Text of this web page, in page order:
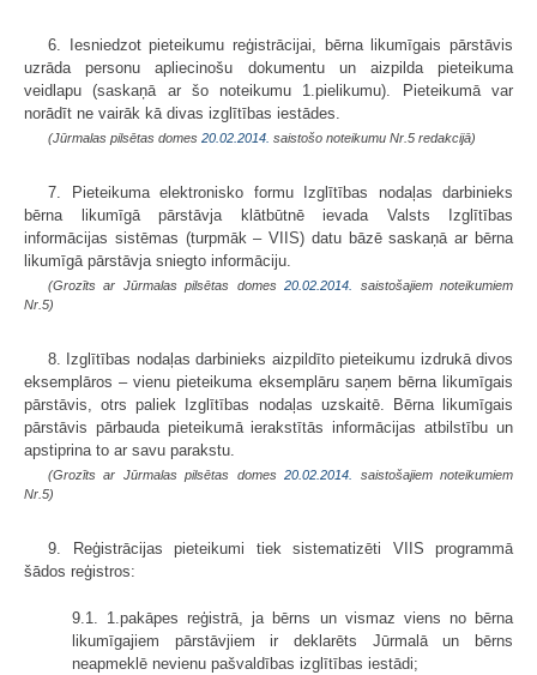
6. Iesniedzot pieteikumu reģistrācijai, bērna likumīgais pārstāvis
uzrāda personu apliecinošu dokumentu un aizpilda pieteikuma
veidlapu (saskaņā ar šo noteikumu 1.pielikumu). Pieteikumā var
norādīt ne vairāk kā divas izglītības iestādes.
(Jūrmalas pilsētas domes 20.02.2014. saistošo noteikumu Nr.5 redakcijā)
7. Pieteikuma elektronisko formu Izglītības nodaļas darbinieks
bērna likumīgā pārstāvja klātbūtnē ievada Valsts Izglītības
informācijas sistēmas (turpmāk – VIIS) datu bāzē saskaņā ar bērna
likumīgā pārstāvja sniegto informāciju.
(Grozīts ar Jūrmalas pilsētas domes20.02.2014.
saistošajiem noteikumiem
Nr.5)
8. Izglītības nodaļas darbinieks aizpildīto pieteikumu izdrukā divos
eksemplāros – vienu pieteikuma eksemplāru saņem bērna likumīgais
pārstāvis, otrs paliek Izglītības nodaļas uzskaitē. Bērna likumīgais
pārstāvis pārbauda pieteikumā ierakstītās informācijas atbilstību un
apstiprina to ar savu parakstu.
(Grozīts ar Jūrmalas pilsētas domes20.02.2014.
saistošajiem noteikumiem
Nr.5)
9. Reģistrācijas pieteikumi tiek sistematizēti VIIS programmā
šādos reģistros:
9.1. 1.pakāpes reģistrā, ja bērns un vismaz viens no bērna
likumīgajiem pārstāvjiem ir deklarēts Jūrmalā un bērns
neapmeklē nevienu pašvaldības izglītības iestādi;